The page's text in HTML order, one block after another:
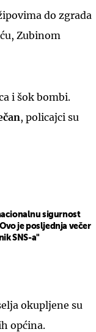
do zgrada
Zubinom
i šok bombi.
, policajci su
sigurnost
je posljednja večer
SNS-a"
okupljene su
općina.